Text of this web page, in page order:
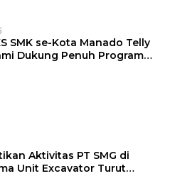
SMK se-Kota Manado Telly
Dukung Penuh Program
Aktivitas PT SMG di
Unit Excavator Turut